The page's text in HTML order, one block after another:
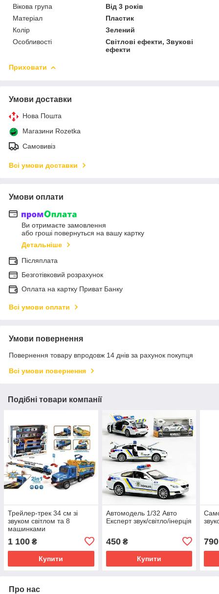
Вікова група
Від 3 років
Матеріал
Пластик
Колір
Зелений
Особливості
Світлові ефекти, Звукові
ефекти
Приховати
Умови доставки
Нова Пошта
Магазини Rozetka
Самовивіз
Всі умови доставки
Умови оплати
Ви отримаєте замовлення
або гроші повернуться на вашу картку
Детальніше
Післяплата
Безготівковий розрахунок
Оплата на картку Приват Банку
Всі умови оплати
Умови повернення
Повернення товару впродовж 14 днів за рахунок покупця
Всі умови повернення
Подібні товари компанії
Трейлер-трек 34 см зі
звуком світлом та 8
машинками
1 100 ₴
Купити
Автомодель 1/32 Авто
Експерт звук/світло/інерція
450₴
Купити
790
Про нас